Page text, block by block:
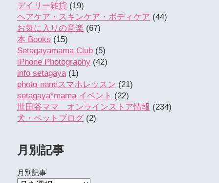
デイリー雑貨 (19)
ヘアケア・スキンケア・ボディケア (44)
お気に入りの音楽 (67)
本 Books (15)
Setagayamama Club (5)
iPhone Photography (42)
info setagaya(1)
photo-nanaスマホレッスン (21)
setagaya*mama イベント (22)
世田谷ママ オンラインストア情報 (234)
犬・ペットブログ (2)
月別記事
月別記事